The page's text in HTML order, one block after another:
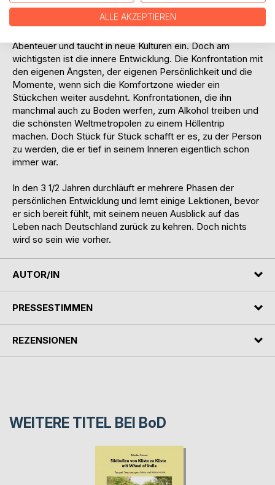
Fabian kündigt seinen Job, verkauft alles was er hat und
startet seine Reise mit einem One-Way-Ticket nach Indien.
Abenteuer und taucht in neue Kulturen ein. Doch am
wichtigsten ist die innere Entwicklung. Die Konfrontation mit
den eigenen Ängsten, der eigenen Persönlichkeit und die
Momente, wenn sich die Komfortzone wieder ein
Stückchen weiter ausdehnt. Konfrontationen, die ihn
manchmal auch zu Boden werfen, zum Alkohol treiben und
die schönsten Weltmetropolen zu einem Höllentrip
machen. Doch Stück für Stück schafft er es, zu der Person
zu werden, die er tief in seinem Inneren eigentlich schon
immer war.
In den 3 1/2 Jahren durchläuft er mehrere Phasen der
persönlichen Entwicklung und lernt einige Lektionen, bevor
er sich bereit fühlt, mit seinem neuen Ausblick auf das
Leben nach Deutschland zurück zu kehren. Doch nichts
wird so sein wie vorher.
AUTOR/IN
PRESSESTIMMEN
REZENSIONEN
WEITERE TITEL BEI BoD
ALLE AKZEPTIEREN